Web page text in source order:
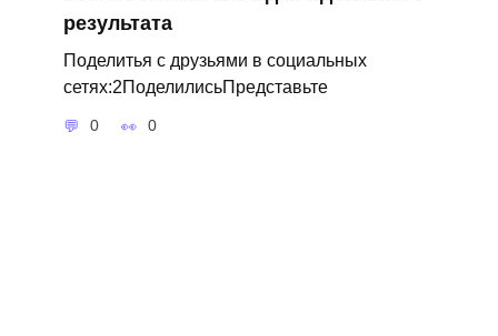
результата
Поделитья с друзьями в социальных
сетях:2ПоделилисьПредставьте
0 0